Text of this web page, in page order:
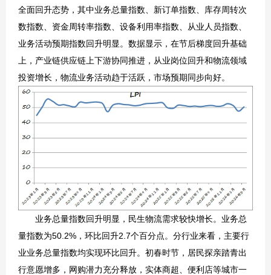
全面回升态势，其中业务总量指数、新订单指数、库存周转次
数指数、资金周转率指数、设备利用率指数、从业人员指数、
业务活动预期指数回升明显。数据显示，在节后梯度回升基础
上，产业链供应链上下游协同推进，从业岗位回升和物流领域
投资增长，物流业务活动趋于活跃，市场预期同步向好。
业务总量指数回升明显，民生物流需求较快增长。业务总
量指数为50.2%，环比回升2.7个百分点。分行业来看，主要行
业业务总量指数均实现环比回升。初春时节，居民探亲踏青出
行意愿增多，网购潜力充分释放，实体商超、便利店等城市一